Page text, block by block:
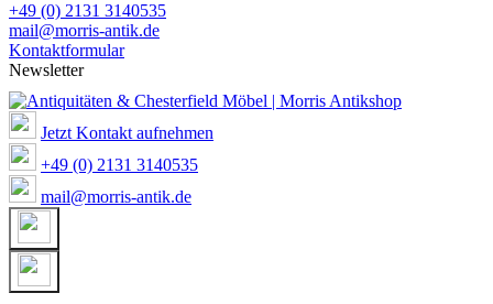
+49 (0) 2131 3140535
mail@morris-antik.de
Kontaktformular
Newsletter
Jetzt Kontakt aufnehmen
+49 (0) 2131 3140535
mail@morris-antik.de